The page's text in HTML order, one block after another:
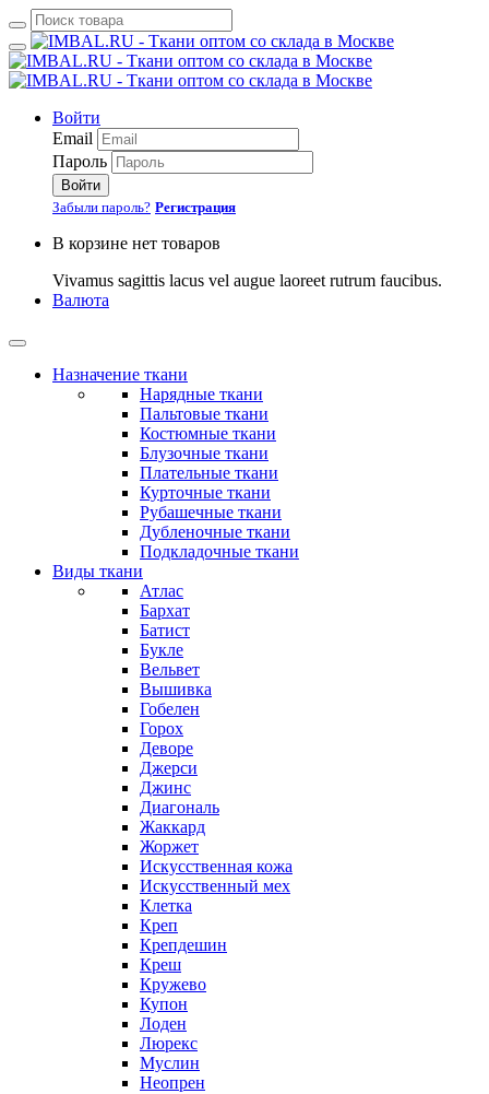
Войти
Email
Пароль
Войти
Забыли пароль? Регистрация
В корзине нет товаров
Vivamus sagittis lacus vel augue laoreet rutrum faucibus.
Валюта
Назначение ткани
Нарядные ткани
Пальтовые ткани
Костюмные ткани
Блузочные ткани
Плательные ткани
Курточные ткани
Рубашечные ткани
Дубленочные ткани
Подкладочные ткани
Виды ткани
Атлас
Бархат
Батист
Букле
Вельвет
Вышивка
Гобелен
Горох
Деворе
Джерси
Джинс
Диагональ
Жаккард
Жоржет
Искусственная кожа
Искусственный мех
Клетка
Креп
Крепдешин
Креш
Кружево
Купон
Лоден
Люрекс
Муслин
Неопрен